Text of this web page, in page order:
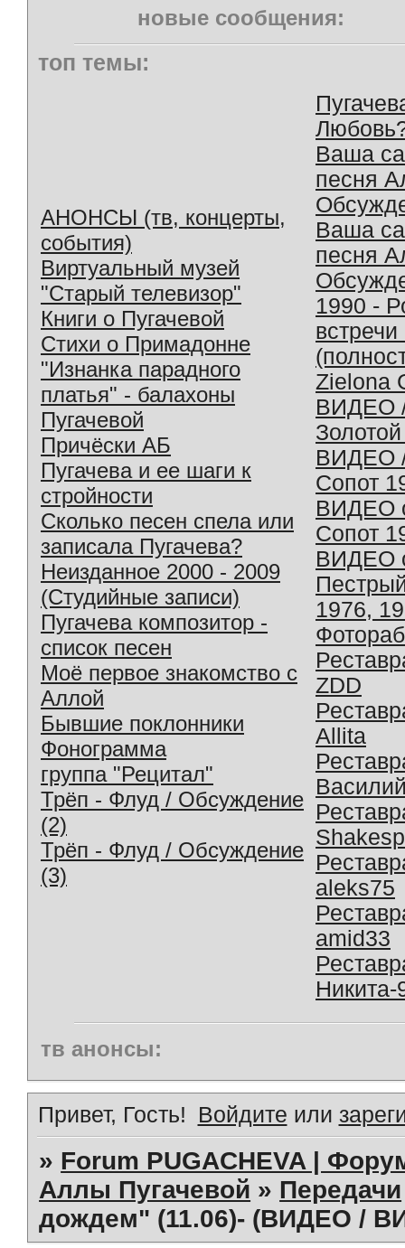
новые сообщения:
топ темы:
АНОНСЫ (тв, концерты,
события)
Виртуальный музей
"Старый телевизор"
Книги о Пугачевой
Стихи о Примадонне
"Изнанка парадного
платья" - балахоны
Пугачевой
Причёски АБ
Пугачева и ее шаги к
стройности
Сколько песен спела или
записала Пугачева?
Неизданное 2000 - 2009
(Студийные записи)
Пугачева композитор -
список песен
Моё первое знакомство с
Аллой
Бывшие поклонники
Фонограмма
группа "Рецитал"
Трёп - Флуд / Обсуждение
(2)
Трёп - Флуд / Обсуждение
(3)
Ваша
песня
Ваша
песня
1990 -
Zielona
ВИДЕО
ВИДЕО
Сопот
ВИДЕО
Сопот
ВИДЕО
1976,
ZDD
Allita
aleks75
amid33
Никита-
тв анонсы:
Привет, Гость! Войдите или
» Forum PUGACHEVA |
Аллы Пугачевой » Передачи
дождем" (11.06)- (ВИДЕО /